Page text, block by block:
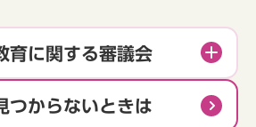
育に関する審議会
つからないときは